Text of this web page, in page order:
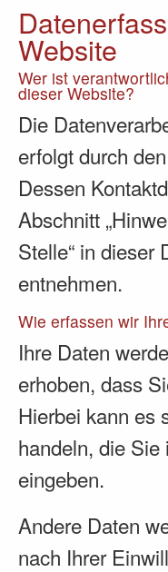
Website
Wer ist
dieser Website?
Die
erfolgt durch
Dessen
Abschnitt
Stelle“ in dieser
entnehmen.
Wie erfassen wir
Ihre Daten
erhoben, dass
Hierbei kann es
handeln, die
eingeben.
Andere Daten
nach Ihrer